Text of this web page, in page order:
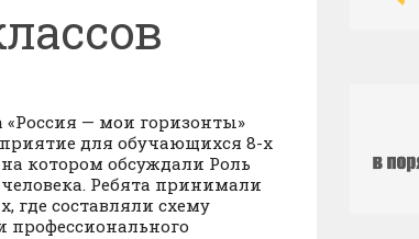
«Россия — мои горизонты»
для обучающихся 8-х
котором обсуждали Роль
Ребята принимали
где составляли схему
профессионального